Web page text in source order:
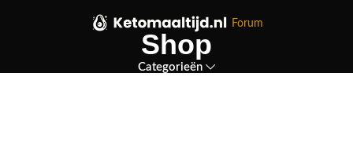
Forum
Shop
Categorieën